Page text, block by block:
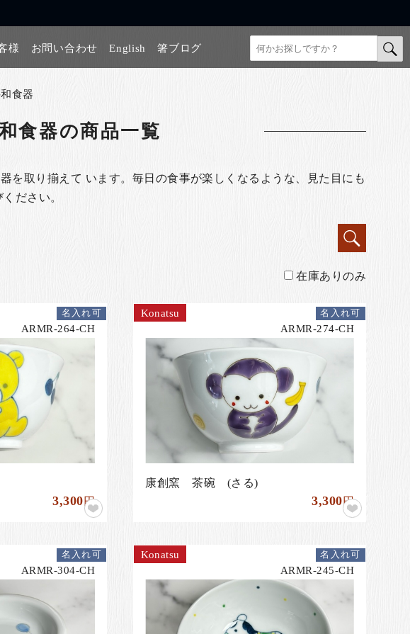
様 お問い合わせ English 箸ブログ
食器
食器の商品一覧
を取り揃えて います。毎日の食事が楽しくなるような、見た目にも
ださい。
在庫ありのみ
ARMR-264-CH
名入れ可
3,300円
Konatsu
ARMR-274-CH
名入れ可
康創窯 茶碗 (さる)
3,300円
ARMR-304-CH
名入れ可
Konatsu
ARMR-245-CH
名入れ可